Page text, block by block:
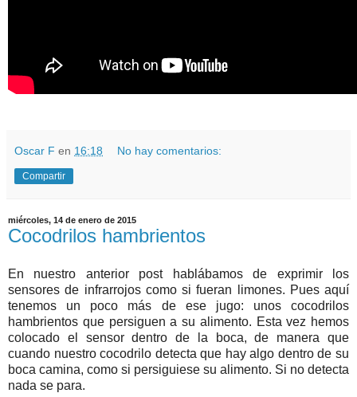
Oscar F en 16:18 No hay comentarios:
Compartir
miércoles, 14 de enero de 2015
Cocodrilos hambrientos
En nuestro anterior post hablábamos de exprimir los
sensores de infrarrojos como si fueran limones. Pues aquí
tenemos un poco más de ese jugo: unos cocodrilos
hambrientos que persiguen a su alimento. Esta vez hemos
colocado el sensor dentro de la boca, de manera que
cuando nuestro cocodrilo detecta que hay algo dentro de su
boca camina, como si persiguiese su alimento. Si no detecta
nada se para.